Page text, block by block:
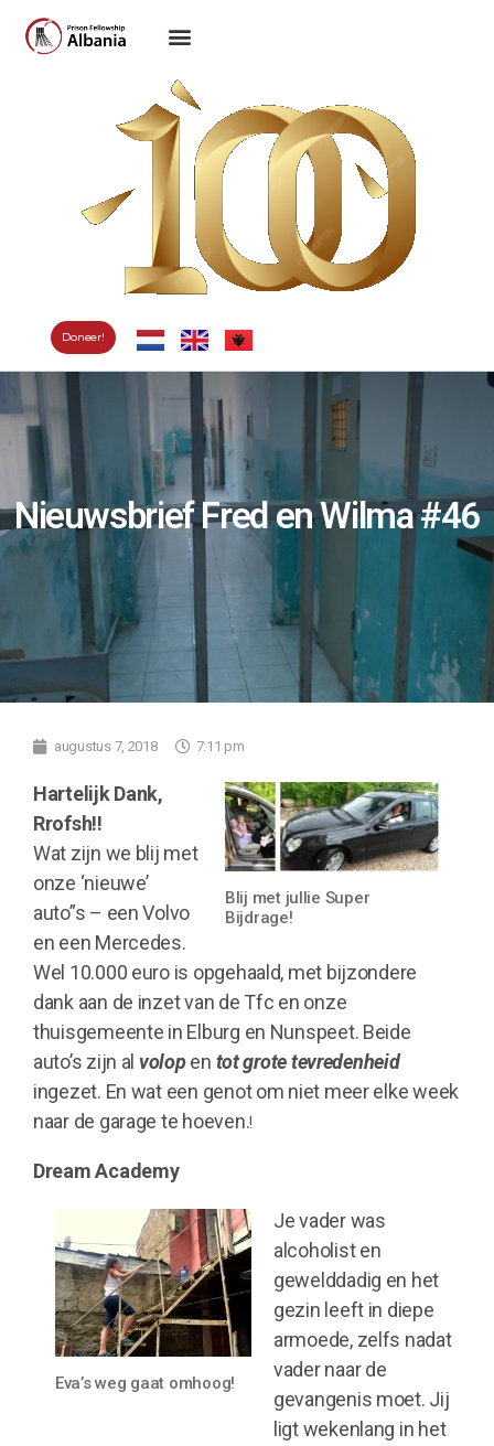
Doneer!
Nieuwsbrief Fred en Wilma #46
augustus 7, 2018 7:11 pm
Blij met jullie Super
Bijdrage!
Hartelijk Dank,
Rrofsh!!
Wat zijn we blij met
onze ‘nieuwe’
auto”s – een Volvo
en een Mercedes.
Wel 10.000 euro is opgehaald, met bijzondere
dank aan de inzet van de Tfc en onze
thuisgemeente in Elburg en Nunspeet. Beide
auto’s zijn al volopen tot grote tevredenheid
ingezet. En wat een genot om niet meer elke week
naar de garage te hoeven.!
Dream Academy
Eva’s weg gaat omhoog!
Je vader was
alcoholist en
gewelddadig en het
gezin leeft in diepe
armoede, zelfs nadat
vader naar de
gevangenis moet. Jij
ligt wekenlang in het